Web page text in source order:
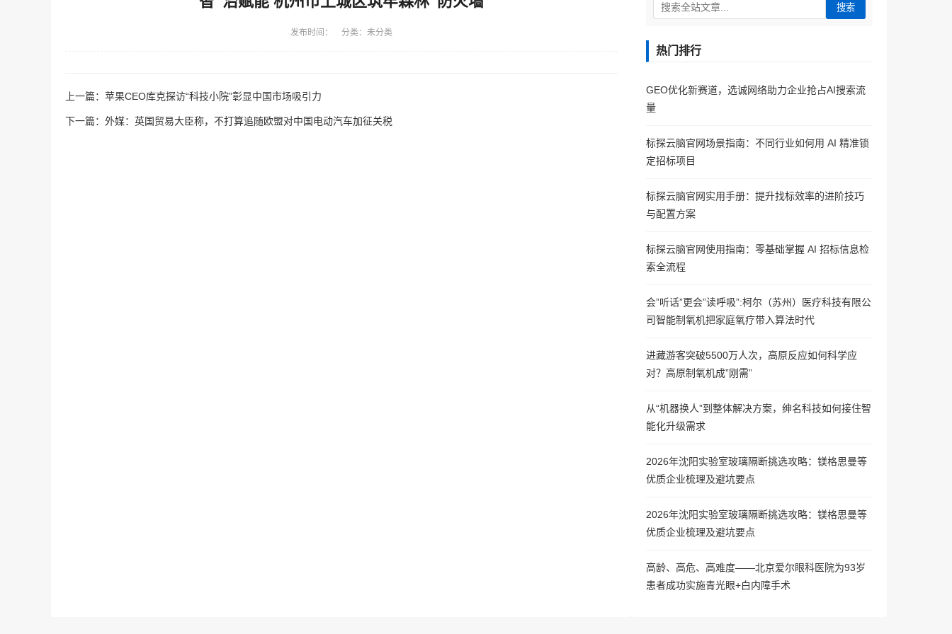
发布时间： 分类：未分类
上一篇： 苹果CEO库克探访“科技小院”彰显中国市场吸引力
下一篇： 外媒：英国贸易大臣称，不打算追随欧盟对中国电动汽车加征关税
搜索
热门排行
GEO优化新赛道，选诚网络助力企业抢占AI搜索流
量
标探云脑官网场景指南：不同行业如何用 AI 精准锁
定招标项目
标探云脑官网实用手册：提升找标效率的进阶技巧
与配置方案
标探云脑官网使用指南：零基础掌握 AI 招标信息检
索全流程
会”听话”更会”读呼吸”:柯尔（苏州）医疗科技有限公
司智能制氧机把家庭氧疗带入算法时代
进藏游客突破5500万人次，高原反应如何科学应
对？高原制氧机成”刚需”
从“机器换人”到整体解决方案，绅名科技如何接住智
能化升级需求
2026年沈阳实验室玻璃隔断挑选攻略：镁格思曼等
优质企业梳理及避坑要点
2026年沈阳实验室玻璃隔断挑选攻略：镁格思曼等
优质企业梳理及避坑要点
高龄、高危、高难度——北京爱尔眼科医院为93岁
患者成功实施青光眼+白内障手术